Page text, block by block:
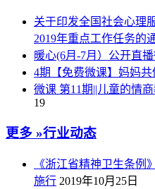
关于印发全国社会心理
2019年重点工作任务的
暖心(6月-7月）公开直
4期【免费微课】妈妈
微课 第11期||儿童的情
19
更多 »行业动态
《浙江省精神卫生条例
施行 2019年10月25日